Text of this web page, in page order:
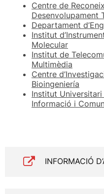
Centre de
Desenvolupament
Departament
Institut
Molecular
Institut de
Multimèdia
Centre
Bioingeniería
Institut
Informació i
INFORMACIÓ